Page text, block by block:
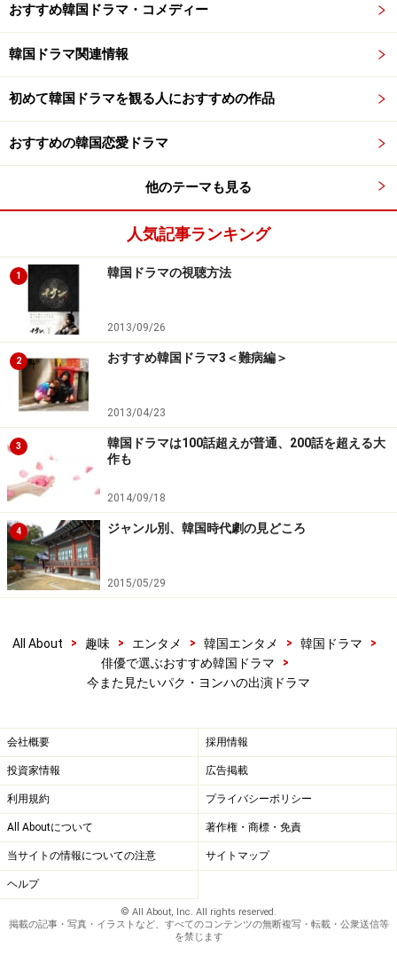
おすすめ韓国ドラマ・コメディー
韓国ドラマ関連情報
初めて韓国ドラマを観る人におすすめの作品
おすすめの韓国恋愛ドラマ
他のテーマも見る
人気記事ランキング
1 韓国ドラマの視聴方法
2013/09/26
2 おすすめ韓国ドラマ3＜難病編＞
2013/04/23
3
韓国ドラマは100話超えが普通、200話を超える大
作も
2014/09/18
4 ジャンル別、韓国時代劇の見どころ
2015/05/29
All About > 趣味 > エンタメ > 韓国エンタメ > 韓国ドラマ
>
俳優で選ぶおすすめ韓国ドラマ
>
今また見たいパク・ヨンハの出演ドラマ
会社概要 採用情報
投資家情報 広告掲載
利用規約 プライバシーポリシー
All Aboutについて 著作権・商標・免責
当サイトの情報についての注意 サイトマップ
ヘルプ
© All About, Inc. All rights reserved.
掲載の記事・写真・イラストなど、すべてのコンテンツの無断複写・転載・公衆送信等
を禁じます